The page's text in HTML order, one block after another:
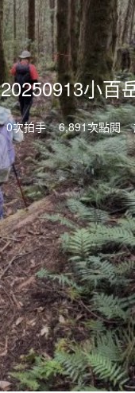
20250913小百
0次拍手 6,891次點閱